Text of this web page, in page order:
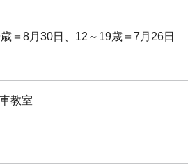
＝8月30日、12～19歳＝7月26日
教室